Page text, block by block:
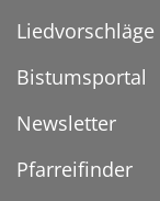
Liedvorschläge
Bistumsportal
Newsletter
Pfarreifinder